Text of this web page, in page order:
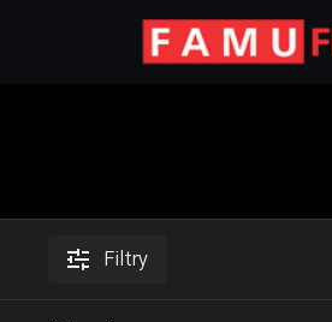
Filtry